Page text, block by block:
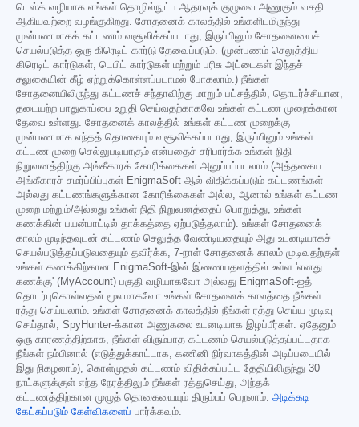
டெஸ்க் வழியாக எங்கள் தொழில்நுட்ப ஆதரவுக் குழுவை அணுகும் வசதி
ஆகியவற்றை வழங்குகிறது. சோதனைக் காலத்தில் உங்களிடமிருந்து
முன்பணமாகக் கட்டணம் வசூலிக்கப்படாது, இருப்பினும் சோதனையைச்
செயல்படுத்த ஒரு கிரெடிட் கார்டு தேவைப்படும். (முன்பணம் செலுத்திய
கிரெடிட் கார்டுகள், டெபிட் கார்டுகள் மற்றும் பரிசு அட்டைகள் இந்தச்
சலுகையின் கீழ் ஏற்றுக்கொள்ளப்படாமல் போகலாம்.) நீங்கள்
சோதனையிலிருந்து கட்டணச் சந்தாவிற்கு மாறும் பட்சத்தில், தொடர்ச்சியான,
தடையற்ற பாதுகாப்பை உறுதி செய்வதற்காகவே உங்கள் கட்டண முறைக்கான
தேவை உள்ளது. சோதனைக் காலத்தில் உங்கள் கட்டண முறைக்கு
முன்பணமாக எந்தத் தொகையும் வசூலிக்கப்படாது, இருப்பினும் உங்கள்
கட்டண முறை செல்லுபடியாகும் என்பதைச் சரிபார்க்க உங்கள் நிதி
நிறுவனத்திற்கு அங்கீகாரக் கோரிக்கைகள் அனுப்பப்படலாம் (அத்தகைய
அங்கீகாரச் சமர்ப்பிப்புகள் EnigmaSoft-ஆல் விதிக்கப்படும் கட்டணங்கள்
அல்லது கட்டணங்களுக்கான கோரிக்கைகள் அல்ல, ஆனால் உங்கள் கட்டண
முறை மற்றும்/அல்லது உங்கள் நிதி நிறுவனத்தைப் பொறுத்து, உங்கள்
கணக்கின் பயன்பாட்டில் தாக்கத்தை ஏற்படுத்தலாம்). உங்கள் சோதனைக்
காலம் முடிந்தவுடன் கட்டணம் செலுத்த வேண்டியதையும் அது உடனடியாகச்
செயல்படுத்தப்படுவதையும் தவிர்க்க, 7-நாள் சோதனைக் காலம் முடிவதற்குள்
உங்கள் கணக்கிற்கான EnigmaSoft-இன் இணையதளத்தில் உள்ள 'எனது
கணக்கு' (MyAccount) பகுதி வழியாகவோ அல்லது EnigmaSoft-ஐத்
தொடர்புகொள்வதன் மூலமாகவோ உங்கள் சோதனைக் காலத்தை நீங்கள்
ரத்து செய்யலாம். உங்கள் சோதனைக் காலத்தில் நீங்கள் ரத்து செய்ய முடிவு
செய்தால், SpyHunter-க்கான அணுகலை உடனடியாக இழப்பீர்கள். ஏதேனும்
ஒரு காரணத்திற்காக, நீங்கள் விரும்பாத கட்டணம் செயல்படுத்தப்பட்டதாக
நீங்கள் நம்பினால் (எடுத்துக்காட்டாக, கணினி நிர்வாகத்தின் அடிப்படையில்
இது நிகழலாம்), கொள்முதல் கட்டணம் விதிக்கப்பட்ட தேதியிலிருந்து 30
நாட்களுக்குள் எந்த நேரத்திலும் நீங்கள் ரத்துசெய்து, அந்தக்
கட்டணத்திற்கான முழுத் தொகையையும் திரும்பப் பெறலாம். அடிக்கடி
கேட்கப்படும் கேள்விகளைப் பார்க்கவும்.